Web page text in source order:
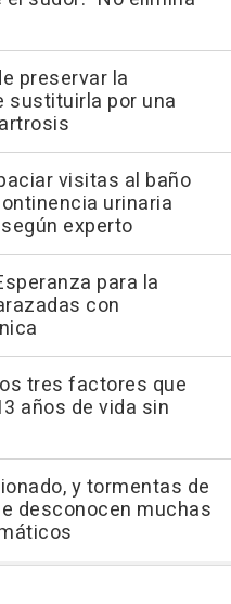
preservar la
sustituirla por una
visitas al baño
urinaria
experto
para la
con
tres factores que
años de vida sin
y tormentas de
desconocen muchas